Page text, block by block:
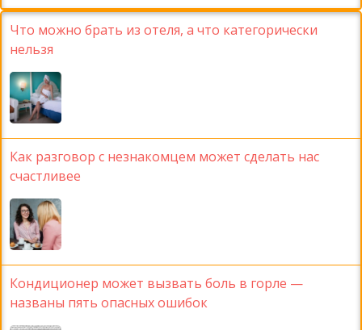
Что можно брать из отеля, а что категорически
нельзя
Как разговор с незнакомцем может сделать нас
счастливее
Кондиционер может вызвать боль в горле —
названы пять опасных ошибок